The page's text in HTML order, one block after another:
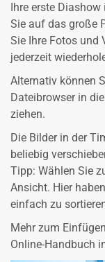
Ihre erste
Sie auf das große
Sie Ihre Fotos und
jederzeit
Alternativ können
Dateibrowser in
ziehen.
Die Bilder in der
beliebig
Tipp: Wählen Sie
Ansicht. Hier
einfach zu
Mehr zum
Online-Handbuch